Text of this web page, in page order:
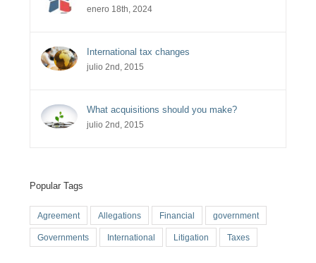
enero 18th, 2024
International tax changes
julio 2nd, 2015
What acquisitions should you make?
julio 2nd, 2015
Popular Tags
Agreement Allegations Financial government
Governments International Litigation Taxes